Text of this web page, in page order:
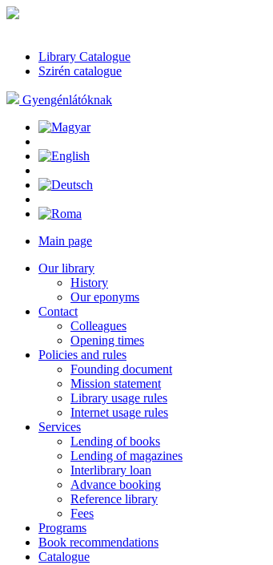
Library Catalogue
Szirén catalogue
Gyengénlátóknak
Main page
Our library
History
Our eponyms
Contact
Colleagues
Opening times
Policies and rules
Founding document
Mission statement
Library usage rules
Internet usage rules
Services
Lending of books
Lending of magazines
Interlibrary loan
Advance booking
Reference library
Fees
Programs
Book recommendations
Catalogue